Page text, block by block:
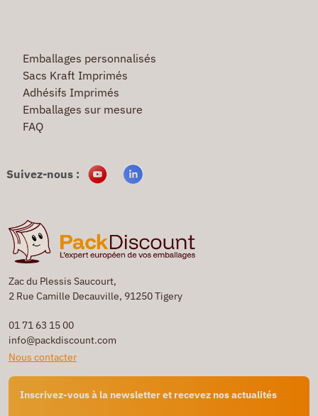
Zac du Plessis Saucourt,
2 Rue Camille Decauville, 91250 Tigery
01 71 63 15 00
info@packdiscount.com
Nous contacter
Inscrivez-vous à la newsletter et recevez nos actualités
Emballages personnalisés
Sacs Kraft Imprimés
Adhésifs Imprimés
Emballages sur mesure
FAQ
Suivez-nous :